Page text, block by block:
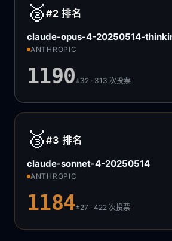
🥈 #2排名
claude-opus-4-20250514-
ANTHROPIC
1190±32 · 313次投票
🥉 #3排名
claude-sonnet-4-20250514
ANTHROPIC
1184±27 · 422次投票